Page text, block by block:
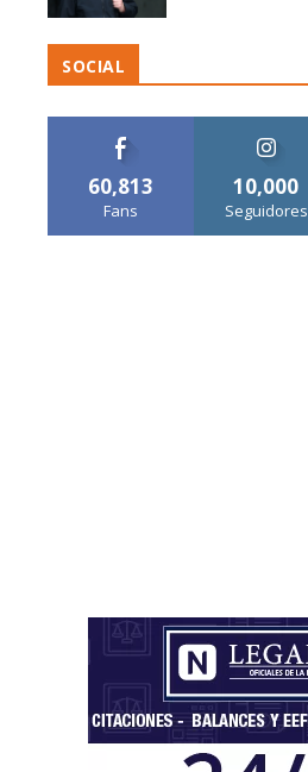
SOCIAL
60,813
Fans
10,000
Seguidores